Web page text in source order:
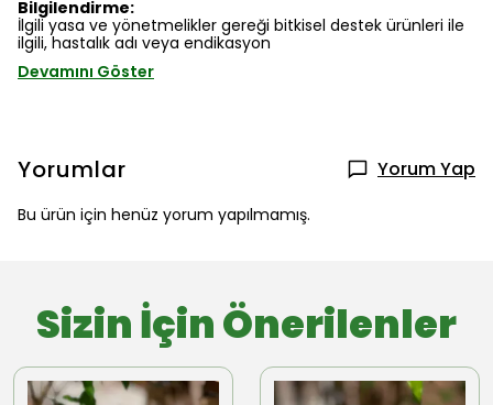
Bilgilendirme:
İlgili yasa ve yönetmelikler gereği bitkisel destek ürünleri ile
ilgili, hastalık adı veya endikasyon
Devamını Göster
Yorumlar Yorum Yap
Bu ürün için henüz yorum yapılmamış.
Sizin İçin Önerilenler